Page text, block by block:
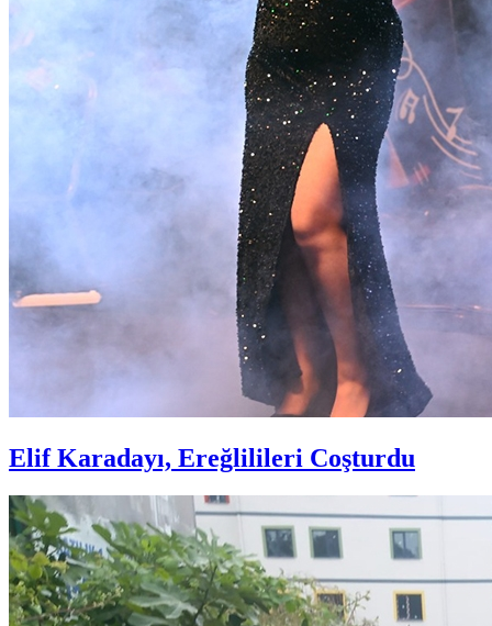
Elif Karadayı, Ereğlilileri Coşturdu